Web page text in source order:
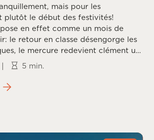
mais pour les
plutôt le début des festivités!
en effet comme un mois de
le retour en classe désengorge les
le mercure redevient clément un
planète, et les prix redescendent
estivale passée. Reste à choisir la
puisque chaque coin du monde
entre saison des ouragans,
| 5 min.